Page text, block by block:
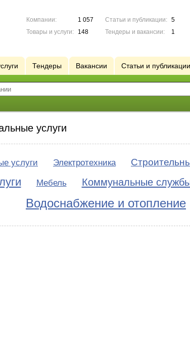
Компании:
1 057
Товары и услуги:
148
Статьи и публикации:
5
Тендеры и вакансии:
1
Тендеры Вакансии Статьи и публикации
услуги
услуги Электротехника
Мебель Коммунальные
Водоснабжение и отопление